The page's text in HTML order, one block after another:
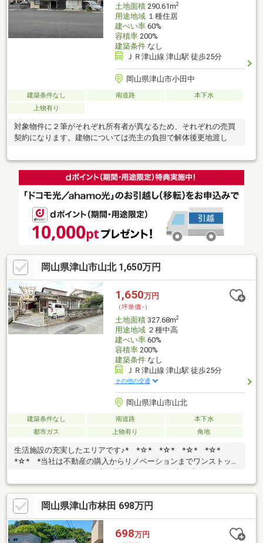
土地面積290.61m2
用途地域１種住居
建ぺい率60%
容積率200%
建築条件なし
ＪＲ津山線 津山駅 徒歩25分
岡山県津山市小田中
建築条件なし 南道路
本下水
上物有り
対象物件に２筆がそれぞれ所有者が異なるため、それぞれの売買
契約になります。建物については売主の負担で解体後更地渡し
岡山県津山市山北 1,650万円
1,650万円
（坪単価:-）
土地面積327.68m2
用途地域２種中高
建ぺい率60%
容積率200%
建築条件なし
ＪＲ津山線 津山駅 徒歩25分
その他の交通
岡山県津山市山北
建築条件なし 南道路
本下水
都市ガス
上物有り 角地
生活施設の充実したエリアです♪* *☆* *☆* *☆* *☆*
*☆* *当社は不動産の購入からリノベーションまでワンストップ
フォームを実現。中古物件をリノベ・リフォームで蘇らせます。
物件購入費用とリノベ工事費用を一緒にローンで組む提案も可能
です。3Dモデリングでリフォームの完成予想図を立体的に表現。
購入・買い替え・購入+リノベーションなど、お気軽にご相談く
ださい！お問い合わせは【086-250-9005】または資料請求・来場
予約ボタンから。 * *☆*
岡山県津山市林田 698万円
698万円